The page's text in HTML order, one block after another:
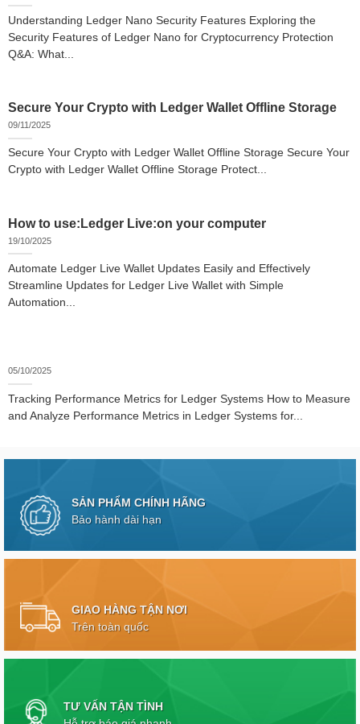
Understanding Ledger Nano Security Features Exploring the
Security Features of Ledger Nano for Cryptocurrency Protection
Q&A: What...
Secure Your Crypto with Ledger Wallet Offline Storage
09/11/2025
Secure Your Crypto with Ledger Wallet Offline Storage Secure Your
Crypto with Ledger Wallet Offline Storage Protect...
How to use:Ledger Live:on your computer
19/10/2025
Automate Ledger Live Wallet Updates Easily and Effectively
Streamline Updates for Ledger Live Wallet with Simple
Automation...
05/10/2025
Tracking Performance Metrics for Ledger Systems How to Measure
and Analyze Performance Metrics in Ledger Systems for...
SẢN PHẨM CHÍNH HÃNG
Bảo hành dài hạn
GIAO HÀNG TẬN NƠI
Trên toàn quốc
TƯ VẤN TẬN TÌNH